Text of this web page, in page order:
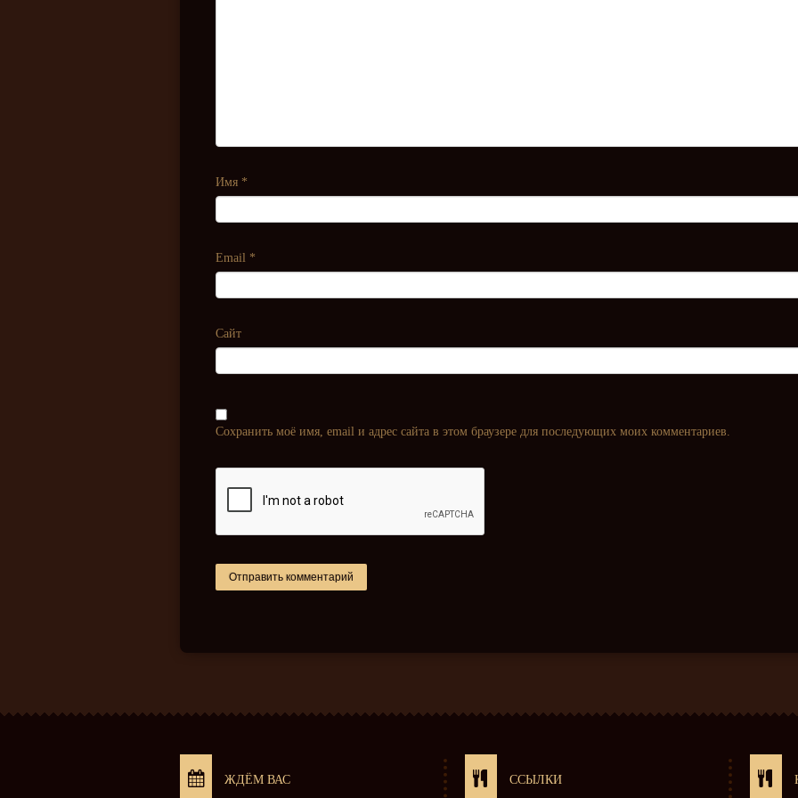
Имя *
Email *
Сайт
Сохранить моё имя, email и адрес сайта в этом браузере для последующих моих комментариев.
ЖДЁМ ВАС ССЫЛКИ